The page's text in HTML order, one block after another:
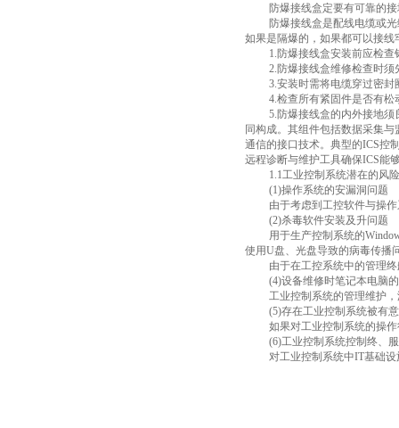
防爆接线盒定要有可靠的
防爆接线盒是配线电缆或
如果是隔爆的，如果都可以接
1. 防爆接线盒安装前应检
2. 防爆接线盒维修检查时
3.安装时需将电缆穿过密
4.检查所有紧固件是否有
5. 防爆接线盒的内外接地
同构成。其组件包括数据采集与
通信的接口技术。典型的ICS控
远程诊断与维护工具确保ICS能
1.1工业控制系统潜在的风险
(1)操作系统的安漏洞问题
由于考虑到工控软件与操
(2)杀毒软件安装及升问题
用于生产控制系统的
使用U盘、光盘导致的病毒传播
由于在工控系统中的管理
(4)设备维修时笔记本电脑
工业控制系统的管理维护
(5)存在工业控制系统被有
如果对工业控制系统的操
(6)工业控制系统控制终、
对工业控制系统中IT基础设